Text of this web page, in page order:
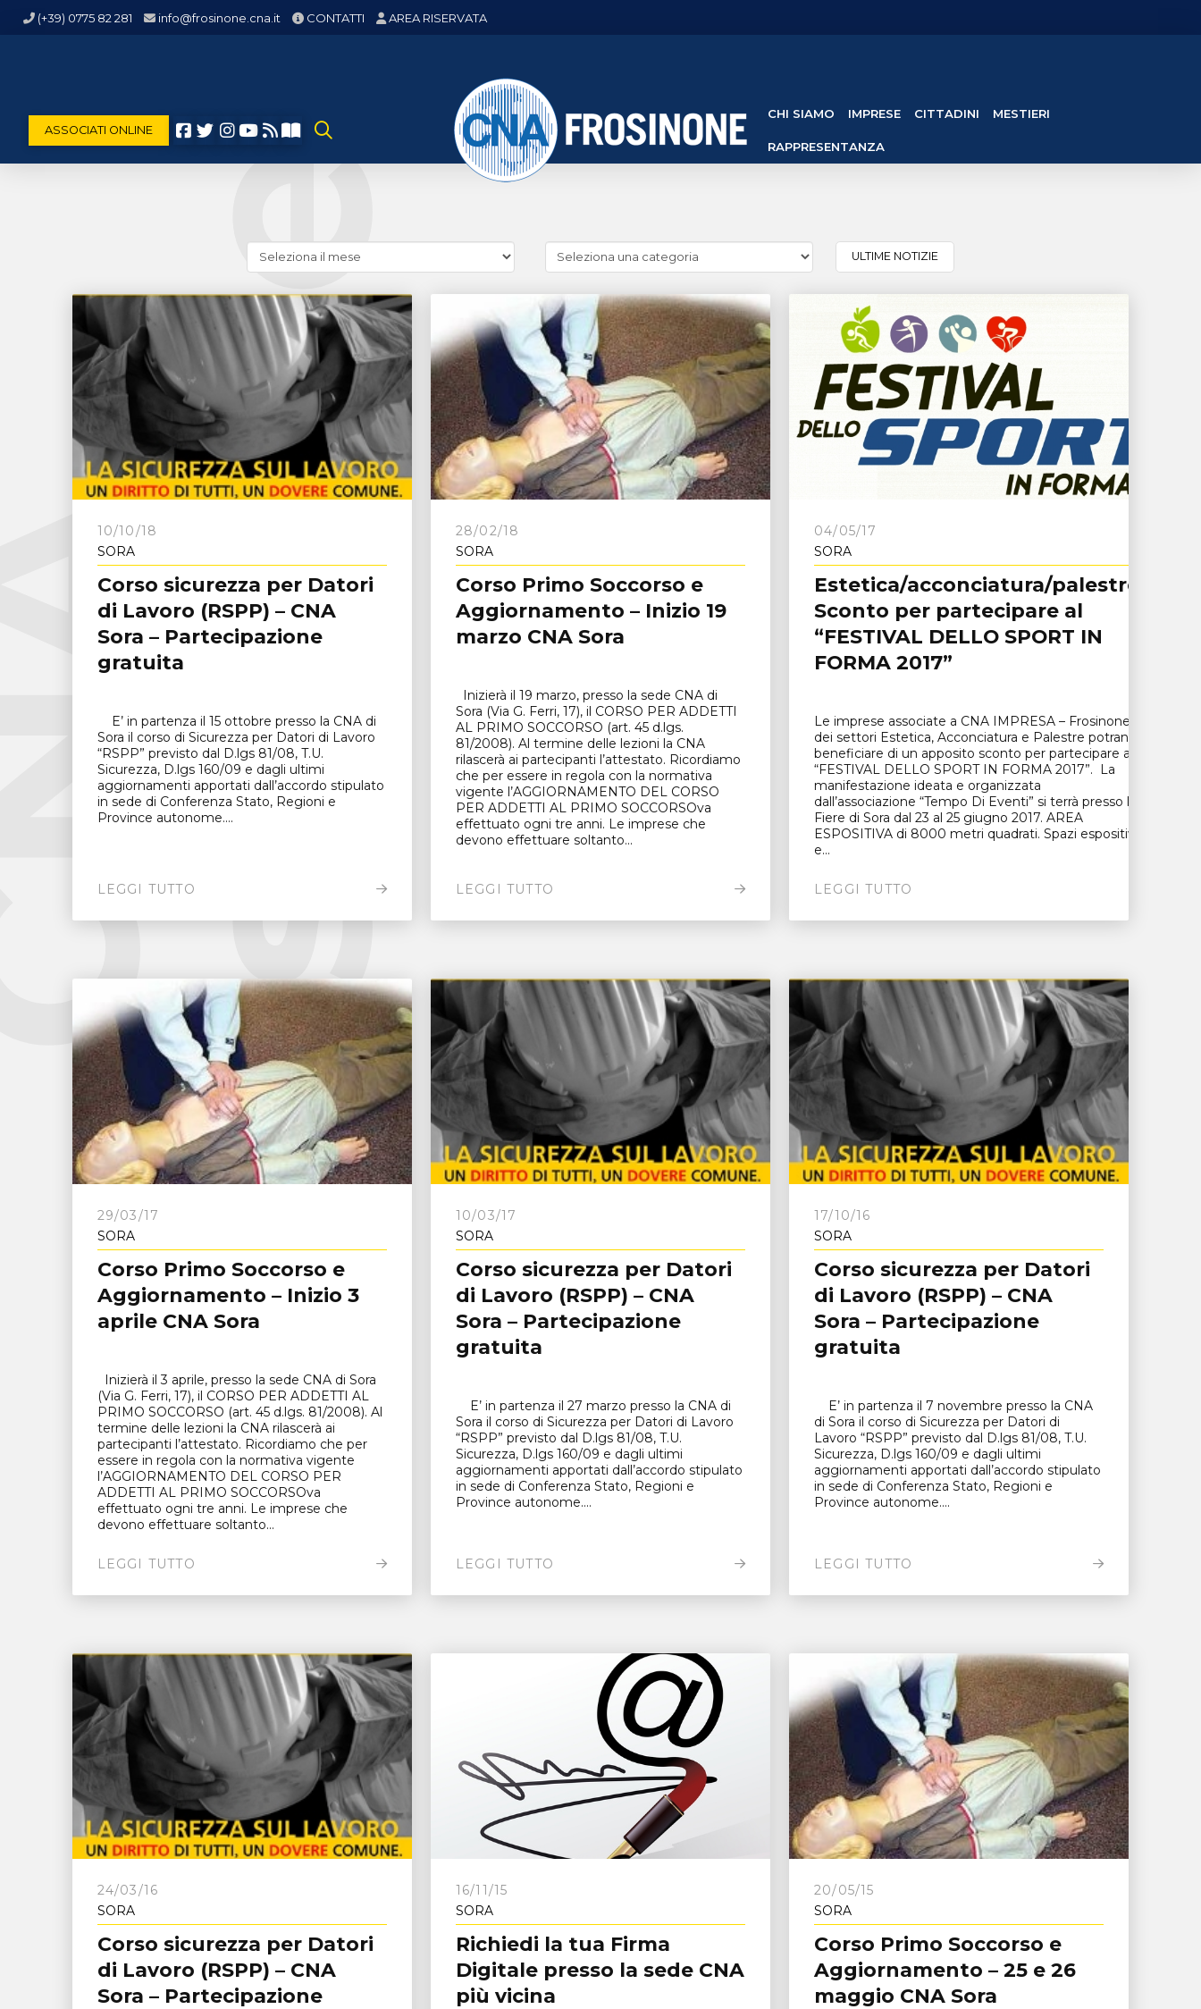
(+39) 0775 82 281 info@frosinone.cna.it CONTATTI AREA RISERVATA
ASSOCIATI ONLINE
CHI SIAMO IMPRESE CITTADINI MESTIERI
RAPPRESENTANZA
e
storico)
categorie)
ULTIME NOTIZIE
10/10/18
SORA
Corso sicurezza per Datori
di Lavoro (RSPP) – CNA
Sora – Partecipazione
gratuita
E’ in partenza il 15 ottobre presso la CNA di
Sora il corso di Sicurezza per Datori di Lavoro
“RSPP” previsto dal D.lgs 81/08, T.U.
Sicurezza, D.lgs 160/09 e dagli ultimi
aggiornamenti apportati dall’accordo stipulato
in sede di Conferenza Stato, Regioni e
Province autonome....
LEGGI TUTTO
28/02/18
SORA
Corso Primo Soccorso e
Aggiornamento – Inizio 19
marzo CNA Sora
Inizierà il 19 marzo, presso la sede CNA di
Sora (Via G. Ferri, 17), il CORSO PER ADDETTI
AL PRIMO SOCCORSO (art. 45 d.lgs.
81/2008). Al termine delle lezioni la CNA
rilascerà ai partecipanti l’attestato. Ricordiamo
che per essere in regola con la normativa
vigente l’AGGIORNAMENTO DEL CORSO
PER ADDETTI AL PRIMO SOCCORSOva
effettuato ogni tre anni. Le imprese che
devono effettuare soltanto...
LEGGI TUTTO
04/05/17
SORA
Estetica/acconciatura/palestre.
Sconto per partecipare al
“FESTIVAL DELLO SPORT IN
FORMA 2017”
Le imprese associate a CNA IMPRESA – Frosinone
dei settori Estetica, Acconciatura e Palestre potranno
beneficiare di un apposito sconto per partecipare al
“FESTIVAL DELLO SPORT IN FORMA 2017”. La
manifestazione ideata e organizzata
dall’associazione “Tempo Di Eventi” si terrà presso le
Fiere di Sora dal 23 al 25 giugno 2017. AREA
ESPOSITIVA di 8000 metri quadrati. Spazi espositivi
e...
LEGGI TUTTO
29/03/17
SORA
Corso Primo Soccorso e
Aggiornamento – Inizio 3
aprile CNA Sora
Inizierà il 3 aprile, presso la sede CNA di Sora
(Via G. Ferri, 17), il CORSO PER ADDETTI AL
PRIMO SOCCORSO (art. 45 d.lgs. 81/2008). Al
termine delle lezioni la CNA rilascerà ai
partecipanti l’attestato. Ricordiamo che per
essere in regola con la normativa vigente
l’AGGIORNAMENTO DEL CORSO PER
ADDETTI AL PRIMO SOCCORSOva
effettuato ogni tre anni. Le imprese che
devono effettuare soltanto...
LEGGI TUTTO
10/03/17
SORA
Corso sicurezza per Datori
di Lavoro (RSPP) – CNA
Sora – Partecipazione
gratuita
E’ in partenza il 27 marzo presso la CNA di
Sora il corso di Sicurezza per Datori di Lavoro
“RSPP” previsto dal D.lgs 81/08, T.U.
Sicurezza, D.lgs 160/09 e dagli ultimi
aggiornamenti apportati dall’accordo stipulato
in sede di Conferenza Stato, Regioni e
Province autonome....
LEGGI TUTTO
17/10/16
SORA
Corso sicurezza per Datori
di Lavoro (RSPP) – CNA
Sora – Partecipazione
gratuita
E’ in partenza il 7 novembre presso la CNA
di Sora il corso di Sicurezza per Datori di
Lavoro “RSPP” previsto dal D.lgs 81/08, T.U.
Sicurezza, D.lgs 160/09 e dagli ultimi
aggiornamenti apportati dall’accordo stipulato
in sede di Conferenza Stato, Regioni e
Province autonome....
LEGGI TUTTO
24/03/16
SORA
Corso sicurezza per Datori
di Lavoro (RSPP) – CNA
Sora – Partecipazione
16/11/15
SORA
Richiedi la tua Firma
Digitale presso la sede CNA
più vicina
20/05/15
SORA
Corso Primo Soccorso e
Aggiornamento – 25 e 26
maggio CNA Sora